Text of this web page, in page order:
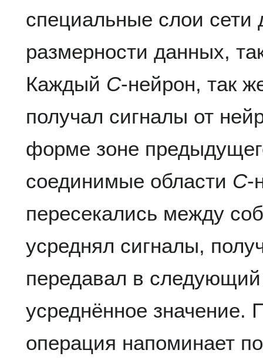
специальные слои сети
размерности данных,
Каждый C-нейрон, так
получал сигналы от
форме зоне
соединимые области C-
пересекались между
усреднял сигналы,
передавал в
усреднённое значение.
операция напоминает